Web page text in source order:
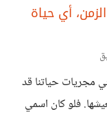
الشاشات ووسائل
يمكن للشاشات
في صحتنا النفسية
للرد على
أي حياة
مجريات حياتنا قد
فلو كان اسمي